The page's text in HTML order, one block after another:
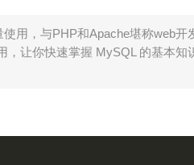
用，与PHP和Apache堪称web开
让你快速掌握 MySQL 的基本知